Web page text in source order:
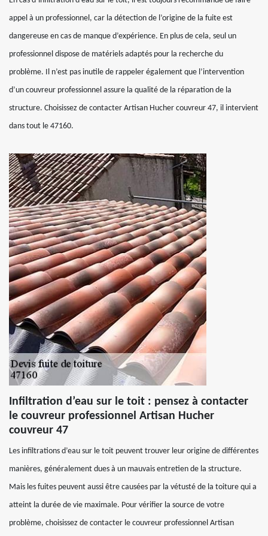
appel à un professionnel, car la détection de l’origine de la fuite est
dangereuse en cas de manque d’expérience. En plus de cela, seul un
professionnel dispose de matériels adaptés pour la recherche du
problème. Il n’est pas inutile de rappeler également que l’intervention
d’un couvreur professionnel assure la qualité de la réparation de la
structure. Choisissez de contacter Artisan Hucher couvreur 47, il intervient
dans tout le 47160.
Infiltration d’eau sur le toit : pensez à contacter
le couvreur professionnel Artisan Hucher
couvreur 47
Les infiltrations d’eau sur le toit peuvent trouver leur origine de différentes
manières, généralement dues à un mauvais entretien de la structure.
Mais les fuites peuvent aussi être causées par la vétusté de la toiture qui a
atteint la durée de vie maximale. Pour vérifier la source de votre
problème, choisissez de contacter le couvreur professionnel Artisan